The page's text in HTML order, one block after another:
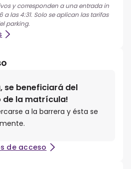
y corresponden a una entrada in
a las 4:31. Solo se aplican las tarifas
parking.
se beneficiará del
la matrícula!
a la barrera y ésta se
de acceso